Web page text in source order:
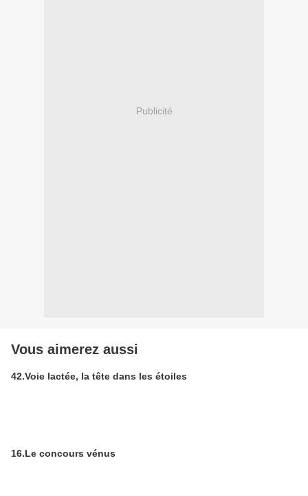
Publicité
Vous aimerez aussi
42.Voie lactée, la tête dans les étoiles
16.Le concours vénus